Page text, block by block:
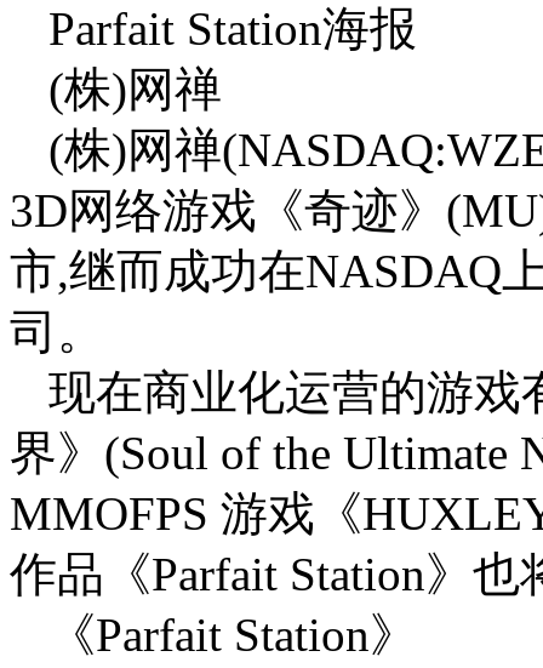
Parfait Station海报
(株)网禅
(株)网禅
3D网络游戏《奇迹》
市,继而成功在NASDAQ
司。
现在商业化运营的游
界》(Soul of the Ultimate
MMOFPS 游戏《
作品《Parfait Station》
《Parfait Station》